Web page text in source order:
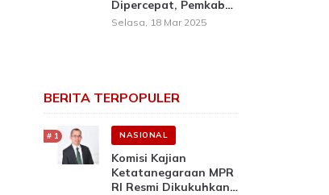
Dipercepat, Pemkab
Barru Siap Tindak
Selasa, 18 Mar 2025
BERITA TERPOPULER
NASIONAL
Komisi Kajian
Ketatanegaraan MPR
RI Resmi Dikukuhkan,